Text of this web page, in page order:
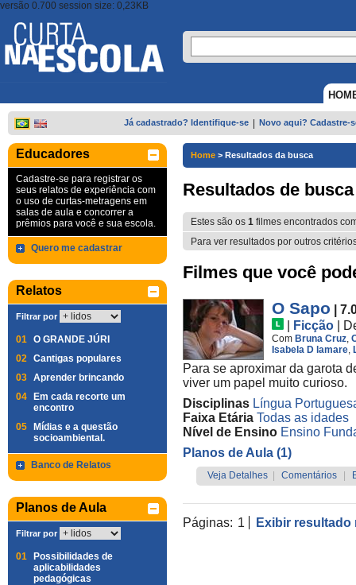
versão 0.700 session size: 0,23KB
Já cadastrado? Identifique-se Novo aqui? Cadastre-
Educadores
Cadastre-se para registrar os
seus relatos de experiência com
o uso de curtas-metragens em
salas de aula e concorrer a
prêmios para você e sua escola.
Quero me cadastrar
Relatos
Filtrar por
01 O GRANDE JÚRI
02 Cantigas populares
03 Aprender brincando
04
Em cada recorte um
encontro
05
Mídias e a questão
socioambiental.
Banco de Relatos
Planos de Aula
Filtrar por
01
Possibilidades de
aplicabilidades
pedagógicas
Home > Resultados da busca
Resultados de busca
Estes são os 1 filmes encontrados
Para ver resultados por outros
Filmes que você
O Sapo
|
Ficção
Com Bruna Cruz,
Isabela D lamare,
Para se aproximar da garota
viver um papel muito curioso.
Disciplinas Língua
Faixa Etária Todas as idades
Nível de Ensino Ensino
Planos de Aula (1)
Veja Detalhes Comentários
Páginas: 1 Exibir resultado